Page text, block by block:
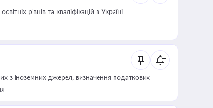
рівнів та кваліфікацій в Україні
з іноземних джерел, визначення податкових